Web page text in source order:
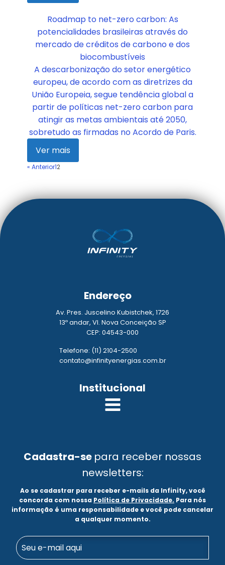
Roadmap to net-zero carbon: As
potencialidades brasileiras através do
mercado de créditos de carbono e dos
biocombustíveis
A descarbonização do setor energético
europeu, de acordo com as diretrizes da
União Europeia, segue tendência global a
partir de políticas net-zero carbon para
atingir as metas ambientais até 2050,
sobretudo as firmadas no Acordo de Paris.
Ver mais
« Anterior12
Endereço
Av. Pres. Juscelino Kubistchek, 1726
13º andar, Vl. Nova Conceição SP
CEP: 04543-000
Telefone: (11) 2104-2500
contato@infinityenergias.com.br
Institucional
Cadastra-se para receber nossas
newsletters:
Ao se cadastrar para receber e-mails da Infinity, você
concorda com nossa Política de Privacidade. Para nós
informação é uma responsabilidade e você pode cancelar
a qualquer momento.